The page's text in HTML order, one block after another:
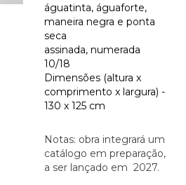
águatinta, águaforte,
maneira negra e ponta
seca
assinada, numerada
10/18
Dimensões (altura x
comprimento x largura) -
130 x 125 cm
Notas: obra integrará um
catálogo em preparação,
a ser lançado em 2027.